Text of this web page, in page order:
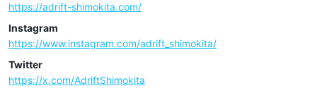
https://adrift-shimokita.com/
Instagram
https://www.instagram.com/adrift_shimokita/
Twitter
https://x.com/AdriftShimokita